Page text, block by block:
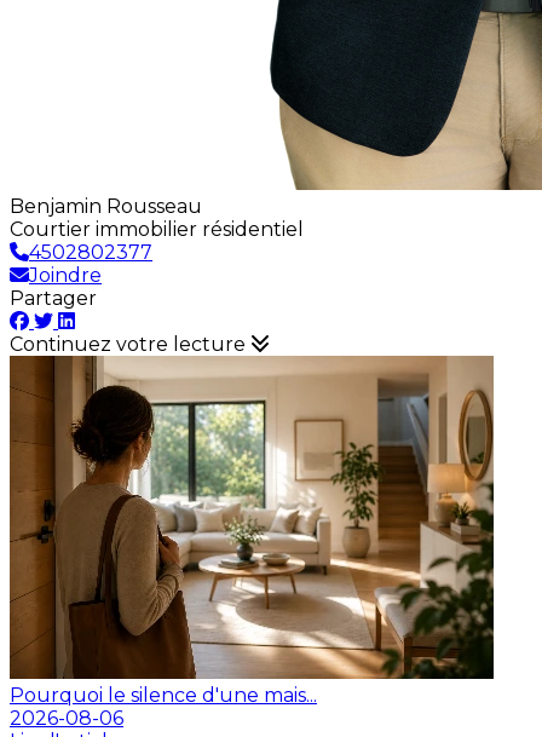
Benjamin Rousseau
Courtier immobilier résidentiel
4502802377
Joindre
Partager
Continuez votre lecture
Pourquoi le silence d'une mais...
2026-08-06